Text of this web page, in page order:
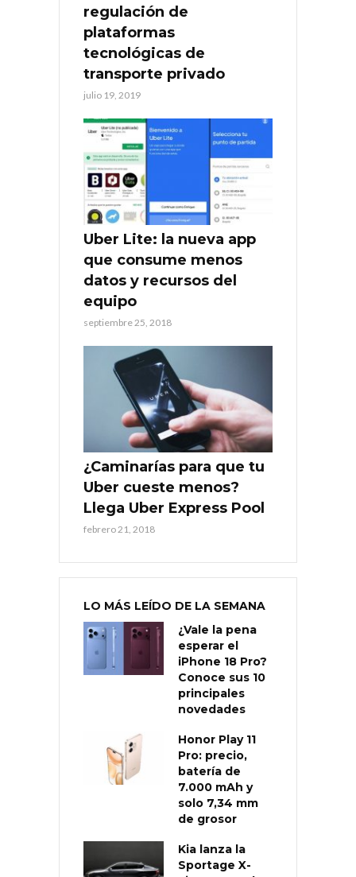
regulación de
plataformas
tecnológicas de
transporte privado
julio 19, 2019
Uber Lite: la nueva app
que consume menos
datos y recursos del
equipo
septiembre 25, 2018
¿Caminarías para que tu
Uber cueste menos?
Llega Uber Express Pool
febrero 21, 2018
LO MÁS LEÍDO DE LA SEMANA
¿Vale la pena
esperar el
iPhone 18 Pro?
Conoce sus 10
principales
novedades
Honor Play 11
Pro: precio,
batería de
7.000 mAh y
solo 7,34 mm
de grosor
Kia lanza la
Sportage X-